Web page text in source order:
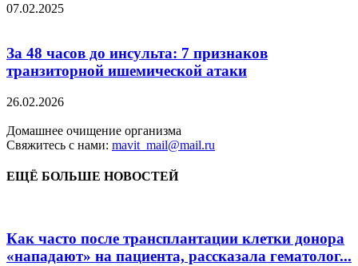
07.02.2025
За 48 часов до инсульта: 7 признаков
транзиторной ишемической атаки
26.02.2026
Домашнее очищение организма
Свяжитесь с нами: mavit_mail@mail.ru
ЕЩЁ БОЛЬШЕ НОВОСТЕЙ
Как часто после трансплантации клетки донора
«нападают» на пациента, рассказала гематолог...